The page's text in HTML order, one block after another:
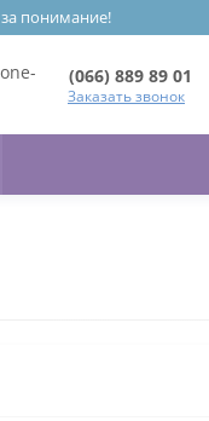
понимание!
(066) 889 89 01
Заказать звонок